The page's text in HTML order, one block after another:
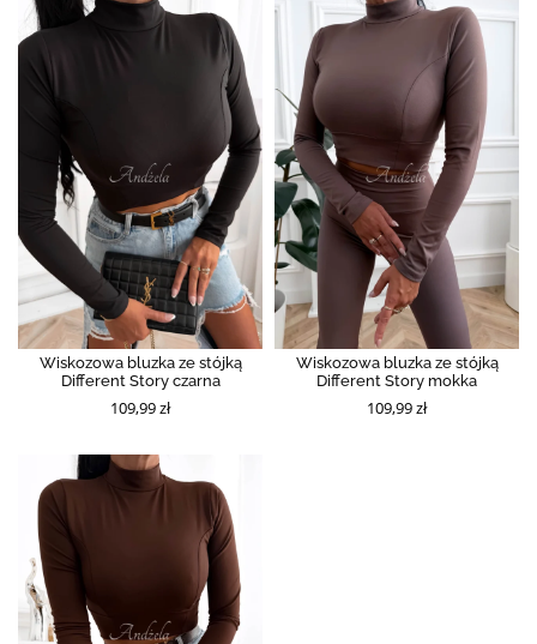
Wiskozowa bluzka ze stójką
Different Story czarna
109,99 zł
Wiskozowa bluzka ze stójką
Different Story mokka
109,99 zł